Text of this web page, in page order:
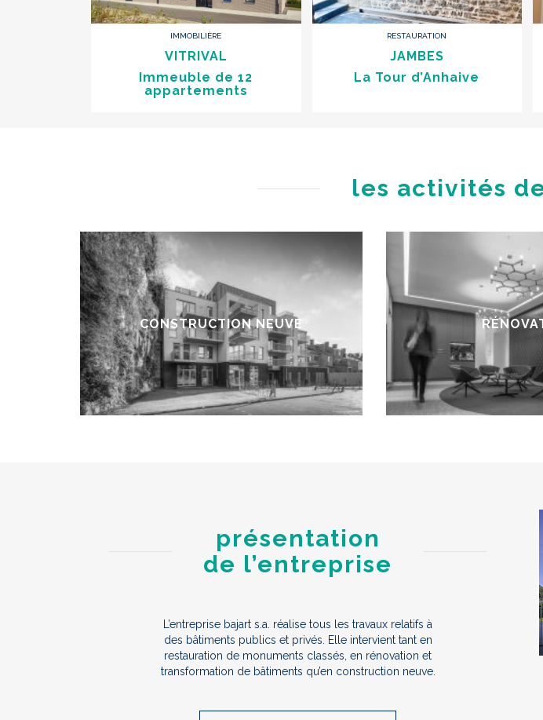
IMMOBILIÈRE
VITRIVAL
Immeuble de 12
appartements
RESTAURATION
JAMBES
La Tour d’Anhaive
les activités
CONSTRUCTION NEUVE
présentation
de l’entreprise
L’entreprise bajart s.a. réalise tous les travaux relatifs à
des bâtiments publics et privés. Elle intervient tant en
restauration de monuments classés, en rénovation et
transformation de bâtiments qu’en construction neuve.